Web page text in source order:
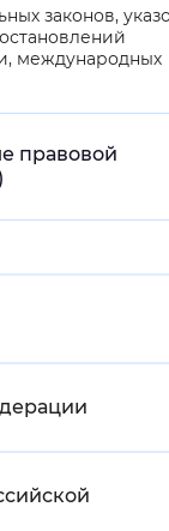
законов,
международных
правовой